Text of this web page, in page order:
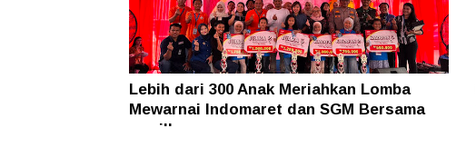
Lebih dari 300 Anak Meriahkan Lomba
Mewarnai Indomaret dan SGM Bersama
nawilla